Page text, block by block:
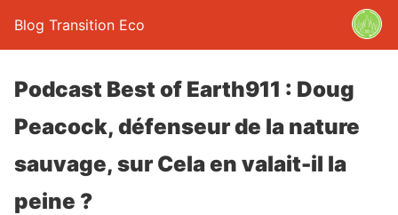
Blog Transition Eco
Podcast Best of Earth911 : Doug
Peacock, défenseur de la nature
sauvage, sur Cela en valait-il la
peine ?